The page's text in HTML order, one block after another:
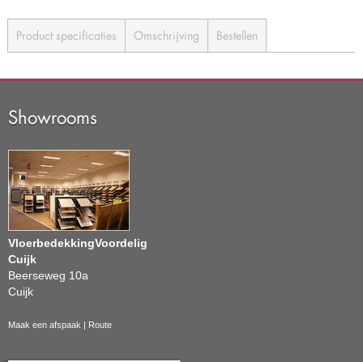
Product specificaties Omschrijving Bestellen
Showrooms
VloerbedekkingVoordelig
Cuijk
Beerseweg 10a
Cuijk
Maak een afspaak | Route